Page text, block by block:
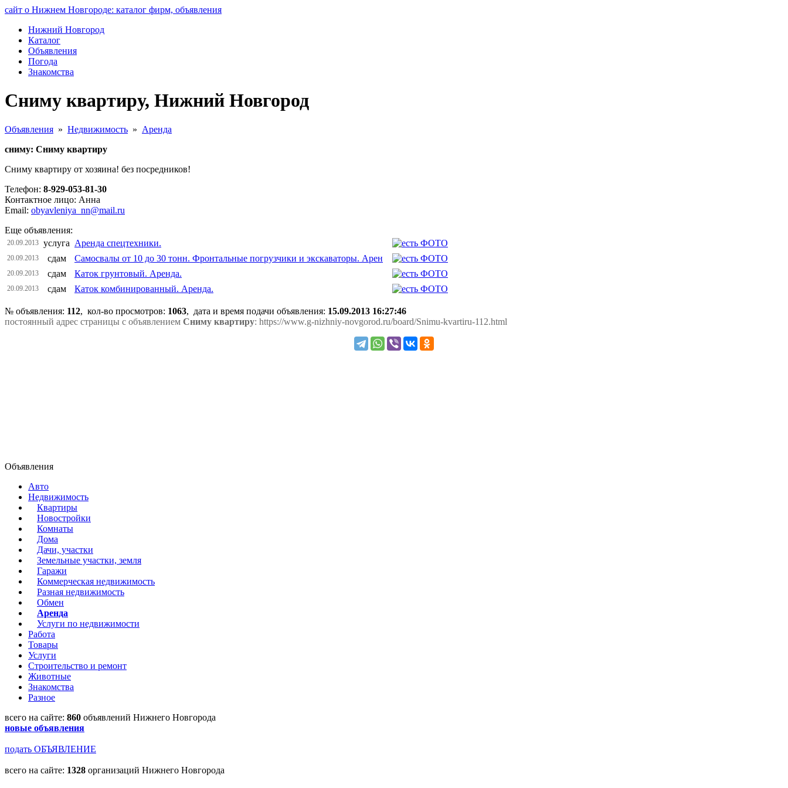
сайт о Нижнем Новгороде: каталог фирм, объявления
Нижний Новгород
Каталог
Объявления
Погода
Знакомства
Сниму квартиру, Нижний Новгород
Объявления » Недвижимость » Аренда
сниму: Сниму квартиру
Сниму квартиру от хозяина! без посредников!
Телефон: 8-929-053-81-30
Контактное лицо: Анна
Email: obyavleniya_nn@mail.ru
Еще объявления:
20.09.2013 услуга Аренда спецтехники.
20.09.2013 сдам Самосвалы от 10 до 30 тонн. Фронтальные погрузчики и экскаваторы. Арен
20.09.2013 сдам Каток грунтовый. Аренда.
20.09.2013 сдам Каток комбинированный. Аренда.
№ объявления: 112, кол-во просмотров: 1063, дата и время подачи объявления: 15.09.2013 16:27:46
постоянный адрес страницы с объявлением Сниму квартиру: https://www.g-nizhniy-novgorod.ru/board/Snimu-kvartiru-112.html
Объявления
Авто
Недвижимость
Квартиры
Новостройки
Комнаты
Дома
Дачи, участки
Земельные участки, земля
Гаражи
Коммерческая недвижимость
Разная недвижимость
Обмен
Аренда
Услуги по недвижимости
Работа
Товары
Услуги
Строительство и ремонт
Животные
Знакомства
Разное
всего на сайте: 860 объявлений Нижнего Новгорода
новые объявления
подать ОБЪЯВЛЕНИЕ
всего на сайте: 1328 организаций Нижнего Новгорода